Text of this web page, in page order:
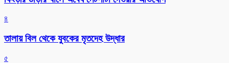
৪
তালায় বিল থেকে যুবকের মৃতদেহ উদ্ধার
৫